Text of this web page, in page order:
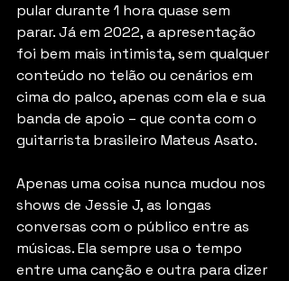
pular durante 1 hora quase sem
parar. Já em 2022, a apresentação
foi bem mais intimista, sem qualquer
conteúdo no telão ou cenários em
cima do palco, apenas com ela e sua
banda de apoio – que conta com o
guitarrista brasileiro Mateus Asato.
Apenas uma coisa nunca mudou nos
shows de Jessie J, as longas
conversas com o público entre as
músicas. Ela sempre usa o tempo
entre uma canção e outra para dizer